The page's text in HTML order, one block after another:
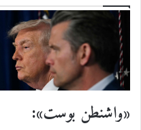
«واشنطن بوست»: